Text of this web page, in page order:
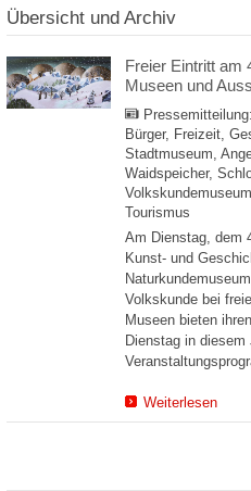
Übersicht und Archiv
Freier Eintritt am
Museen und
Pressemitteilung:
Bürger, Freizeit,
Stadtmuseum,
Waidspeicher,
Tourismus
Am Dienstag, dem
Kunst- und
Volkskunde bei
Museen bieten
Dienstag in diesem
Weiterlesen